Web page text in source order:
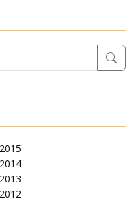
2015
2014
2013
2012